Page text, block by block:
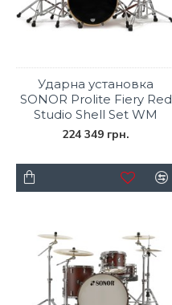
Ударна установка
SONOR Prolite Fiery Red
Studio Shell Set WM
224 349 грн.